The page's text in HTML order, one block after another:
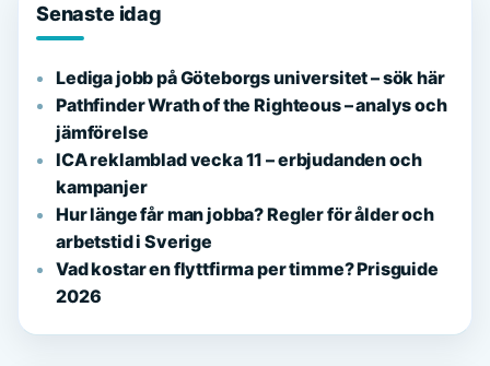
Senaste idag
Lediga jobb på Göteborgs universitet – sök här
Pathfinder Wrath of the Righteous – analys och
jämförelse
ICA reklamblad vecka 11 – erbjudanden och
kampanjer
Hur länge får man jobba? Regler för ålder och
arbetstid i Sverige
Vad kostar en flyttfirma per timme? Prisguide
2026